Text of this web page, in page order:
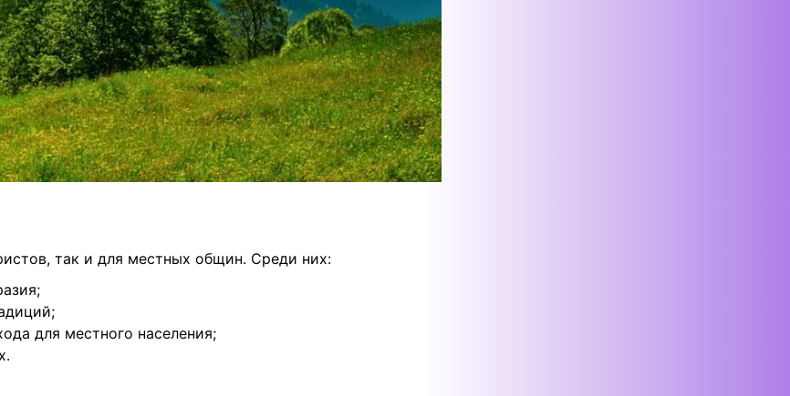
так и для местных общин. Среди них:
для местного населения;